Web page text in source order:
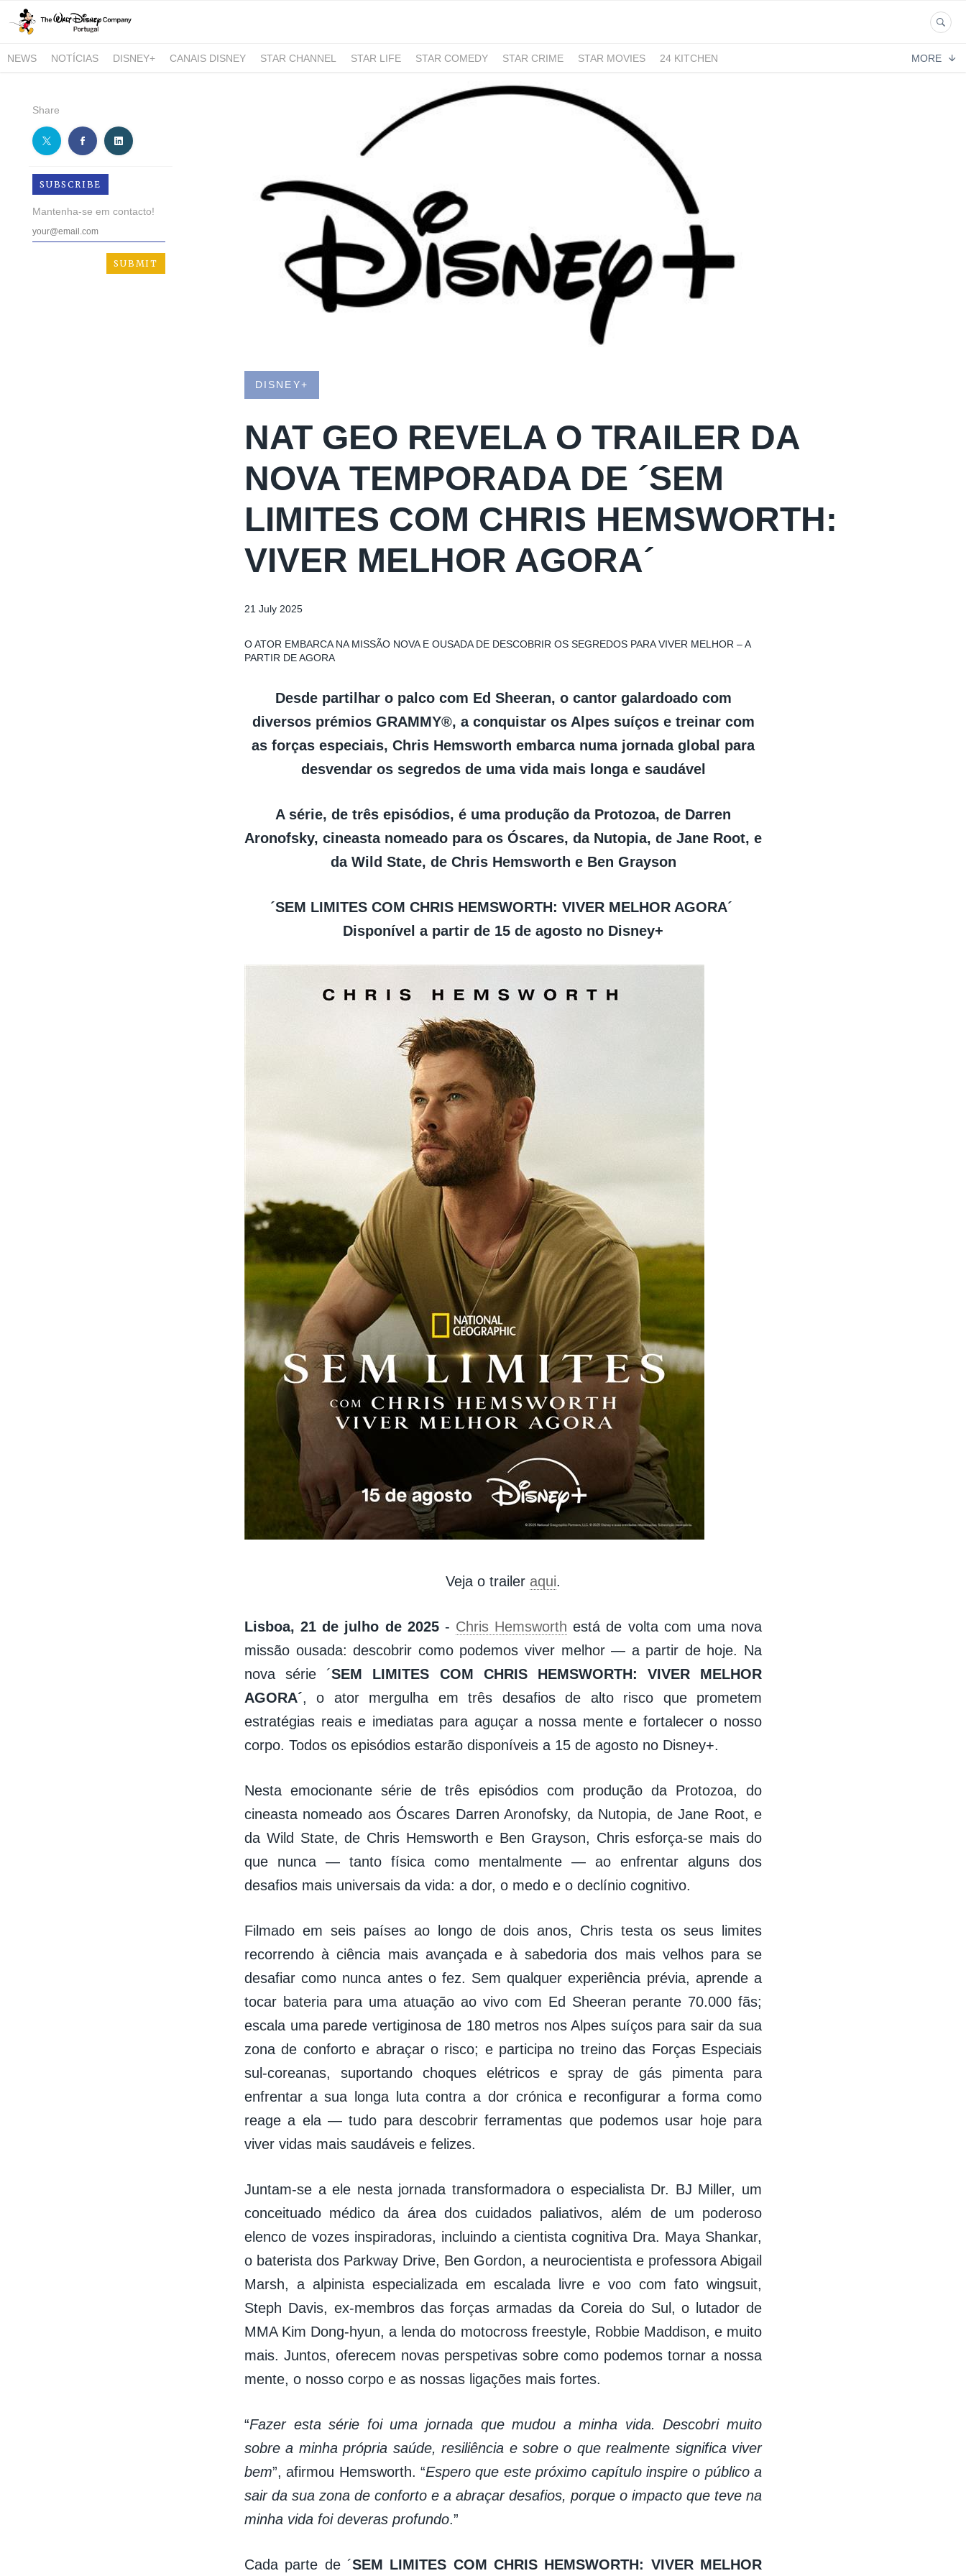
NEWS NOTÍCIAS DISNEY+ CANAIS DISNEY STAR CHANNEL STAR LIFE STAR COMEDY STAR CRIME STAR MOVIES
24 KITCHEN
MORE
Share
SUBSCRIBE
Mantenha-se em contacto!
DISNEY+
NAT GEO REVELA O TRAILER DA
NOVA TEMPORADA DE ´SEM
LIMITES COM CHRIS HEMSWORTH:
VIVER MELHOR AGORA´
21 July 2025
O ATOR EMBARCA NA MISSÃO NOVA E OUSADA DE DESCOBRIR OS SEGREDOS PARA VIVER MELHOR – A
PARTIR DE AGORA
Desde partilhar o palco com Ed Sheeran, o cantor galardoado com
diversos prémios GRAMMY®, a conquistar os Alpes suíços e treinar com
as forças especiais, Chris Hemsworth embarca numa jornada global para
desvendar os segredos de uma vida mais longa e saudável
A série, de três episódios, é uma produção da Protozoa, de Darren
Aronofsky, cineasta nomeado para os Óscares, da Nutopia, de Jane Root, e
da Wild State, de Chris Hemsworth e Ben Grayson
´SEM LIMITES COM CHRIS HEMSWORTH: VIVER MELHOR AGORA´
Disponível a partir de 15 de agosto no Disney+
Veja o trailer aqui.
Lisboa, 21 de julho de 2025- Chris Hemsworth está de volta com uma nova
missão ousada: descobrir como podemos viver melhor — a partir de hoje. Na
nova série ´SEM LIMITES COM CHRIS HEMSWORTH: VIVER MELHOR
AGORA´, o ator mergulha em três desafios de alto risco que prometem
estratégias reais e imediatas para aguçar a nossa mente e fortalecer o nosso
corpo. Todos os episódios estarão disponíveis a 15 de agosto no Disney+.
Nesta emocionante série de três episódios com produção da Protozoa, do
cineasta nomeado aos Óscares Darren Aronofsky, da Nutopia, de Jane Root, e
da Wild State, de Chris Hemsworth e Ben Grayson, Chris esforça-se mais do
que nunca — tanto física como mentalmente — ao enfrentar alguns dos
desafios mais universais da vida: a dor, o medo e o declínio cognitivo.
Filmado em seis países ao longo de dois anos, Chris testa os seus limites
recorrendo à ciência mais avançada e à sabedoria dos mais velhos para se
desafiar como nunca antes o fez. Sem qualquer experiência prévia, aprende a
tocar bateria para uma atuação ao vivo com Ed Sheeran perante 70.000 fãs;
escala uma parede vertiginosa de 180 metros nos Alpes suíços para sair da sua
zona de conforto e abraçar o risco; e participa no treino das Forças Especiais
sul-coreanas, suportando choques elétricos e spray de gás pimenta para
enfrentar a sua longa luta contra a dor crónica e reconfigurar a forma como
reage a ela — tudo para descobrir ferramentas que podemos usar hoje para
viver vidas mais saudáveis e felizes.
Juntam-se a ele nesta jornada transformadora o especialista Dr. BJ Miller, um
conceituado médico da área dos cuidados paliativos, além de um poderoso
elenco de vozes inspiradoras, incluindo a cientista cognitiva Dra. Maya Shankar,
o baterista dos Parkway Drive, Ben Gordon, a neurocientista e professora Abigail
Marsh, a alpinista especializada em escalada livre e voo com fato wingsuit,
Steph Davis, ex-membros das forças armadas da Coreia do Sul, o lutador de
MMA Kim Dong-hyun, a lenda do motocross freestyle, Robbie Maddison, e muito
mais. Juntos, oferecem novas perspetivas sobre como podemos tornar a nossa
mente, o nosso corpo e as nossas ligações mais fortes.
“Fazer esta série foi uma jornada que mudou a minha vida. Descobri muito
sobre a minha própria saúde, resiliência e sobre o que realmente significa viver
bem”, afirmou Hemsworth. “Espero que este próximo capítulo inspire o público a
sair da sua zona de conforto e a abraçar desafios, porque o impacto que teve na
minha vida foi deveras profundo.”
Cada parte de ´SEM LIMITES COM CHRIS HEMSWORTH: VIVER MELHOR